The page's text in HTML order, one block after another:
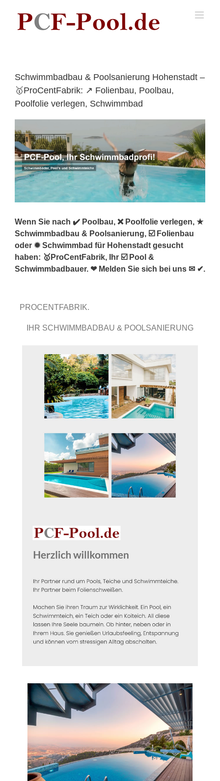
content
Schwimmbadbau & Poolsanierung Hohenstadt –
🥇ProCentFabrik: ↗️ Folienbau, Poolbau,
Poolfolie verlegen, Schwimmbad
Wenn Sie nach ✔️ Poolbau, ❌ Poolfolie verlegen, ★
Schwimmbadbau & Poolsanierung, ☑️ Folienbau
oder ✹ Schwimmbad für Hohenstadt gesucht
haben: 🥇ProCentFabrik, Ihr ☑️ Pool &
Schwimmbadbauer. ❤ Melden Sie sich bei uns ✉ ✔.
PROCENTFABRIK.
IHR SCHWIMMBADBAU & POOLSANIERUNG